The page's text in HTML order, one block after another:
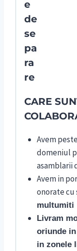
CARE
Avem
domeniul
asamblarii
Avem in
onorate cu
multumiti
Livram
oriunde
in zonele